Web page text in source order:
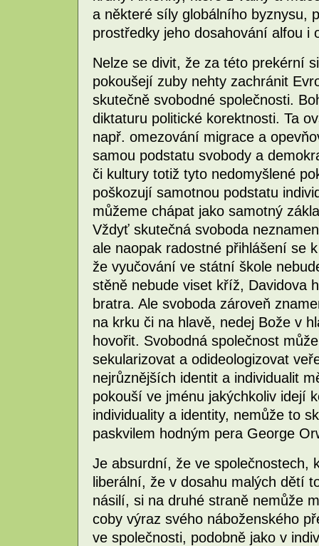
a některé síly globálního byznysu,
prostředky jeho dosahování alfou i
Nelze se divit, že za této prekérní
pokoušejí zuby nehty zachránit
skutečně svobodné společnosti.
diktaturu politické korektnosti. Ta
např. omezování migrace a
samou podstatu svobody a
či kultury totiž tyto nedomyšlené
poškozují samotnou podstatu
můžeme chápat jako samotný
Vždyť skutečná svoboda
ale naopak radostné přihlášení se
že vyučování ve státní škole
stěně nebude viset kříž, Davidova
bratra. Ale svoboda zároveň
na krku či na hlavě, nedej Bože v
hovořit. Svobodná společnost
sekularizovat a odideologizovat
nejrůznějších identit a individualit
pokouší ve jménu jakýchkoliv idejí
individuality a identity, nemůže to
paskvilem hodným pera George
Je absurdní, že ve společnostech,
liberální, že v dosahu malých dětí
násilí, si na druhé straně nemůže
coby výraz svého náboženského
ve společnosti, podobně jako v